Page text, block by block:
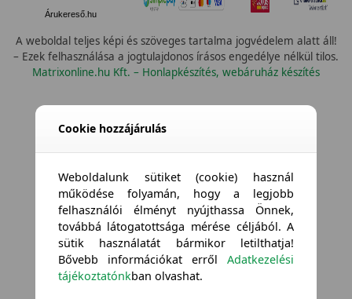
Árukereső.hu
A weboldal teljes képi és szöveges tartalma jogvédelem alatt áll!
– Ezek felhasználása a jogtulajdonos írásos engedélye nélkül tilos.
Matrixonline.hu Kft. – Honlapkészítés, webáruház készítés
Cookie hozzájárulás
Weboldalunk sütiket (cookie) használ
működése folyamán, hogy a legjobb
felhasználói élményt nyújthassa Önnek,
továbbá látogatottsága mérése céljából. A
sütik használatát bármikor letilthatja!
Bővebb információkat errőlAdatkezelési
tájékoztatónkban olvashat.
Összes vízállóság